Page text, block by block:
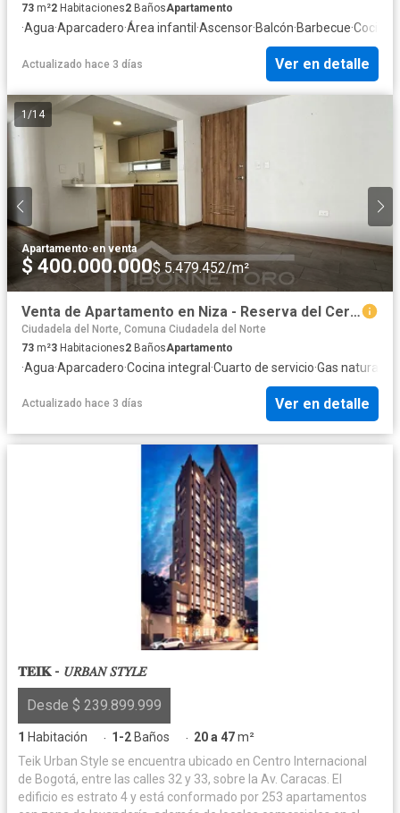
73 m²2 Habitaciones2 BañosApartamento
·Agua·Aparcadero·Área infantil ·Ascensor·Balcón·Barbecue·Cocina
Actualizado hace 3 días Ver en detalle
1 /14
Apartamento·en venta
$ 400.000.000$ 5.479.452/m²
Venta de Apartamento en Niza - Reserva del Cerro
Ciudadela del Norte, Comuna Ciudadela del Norte
73 m²3 Habitaciones2 BañosApartamento
·Agua·Aparcadero·Cocina integral·Cuarto de servicio·Gas natural
Actualizado hace 3 días Ver en detalle
𝐓𝐄𝐈𝐊 - 𝑈𝑅𝐵𝐴𝑁 𝑆𝑇𝑌𝐿𝐸
Desde $ 239.899.999
1 Habitación · 1-2 Baños · 20 a 47m²
Teik Urban Style se encuentra ubicado en Centro Internacional
de Bogotá, entre las calles 32 y 33, sobre la Av. Caracas. El
edificio es estrato 4 y está conformado por 253 apartamentos